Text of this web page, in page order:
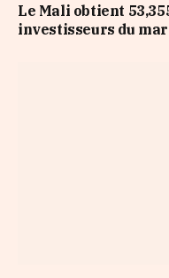
Le Mali obtient
investisseurs du